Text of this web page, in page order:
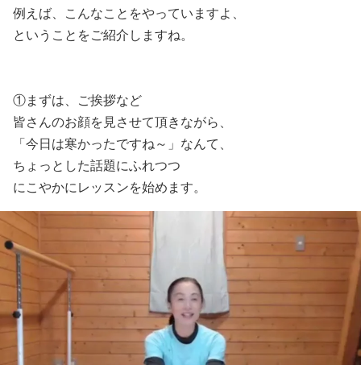
例えば、こんなことをやっていますよ、
ということをご紹介しますね。
①まずは、ご挨拶など
皆さんのお顔を見させて頂きながら、
「今日は寒かったですね～」なんて、
ちょっとした話題にふれつつ
にこやかにレッスンを始めます。